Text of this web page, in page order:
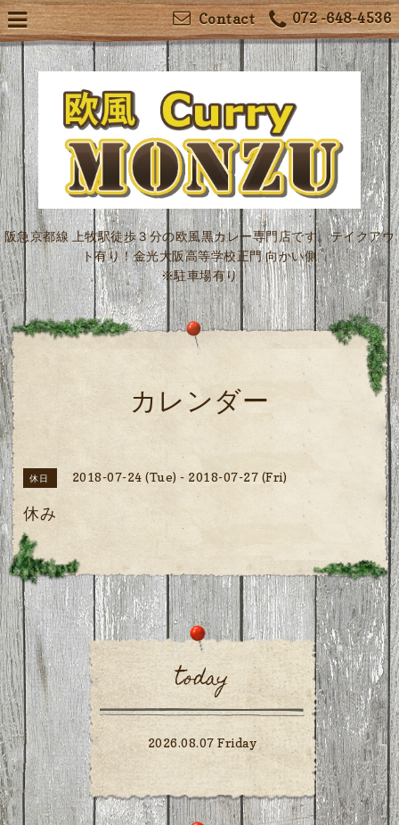
072 -648-4536
Contact
阪急京都線 上牧駅徒歩３分の欧風黒カレー専門店です。テイクアウ
ト有り！金光大阪高等学校正門 向かい側
※駐車場有り
カレンダー
休日 2018-07-24 (Tue) - 2018-07-27 (Fri)
休み
today
2026.08.07 Friday